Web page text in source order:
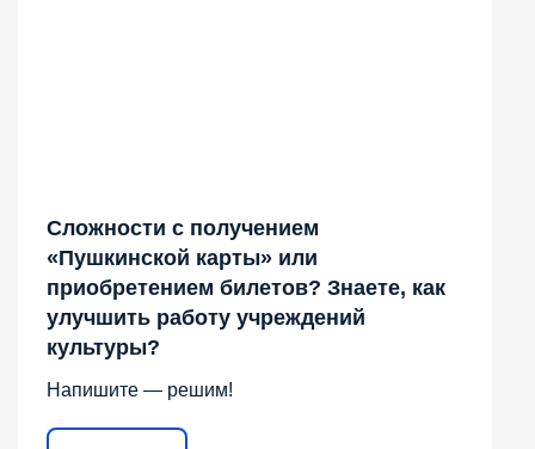
Сложности с получением
«Пушкинской карты» или
приобретением билетов? Знаете, как
улучшить работу учреждений
культуры?
Напишите — решим!